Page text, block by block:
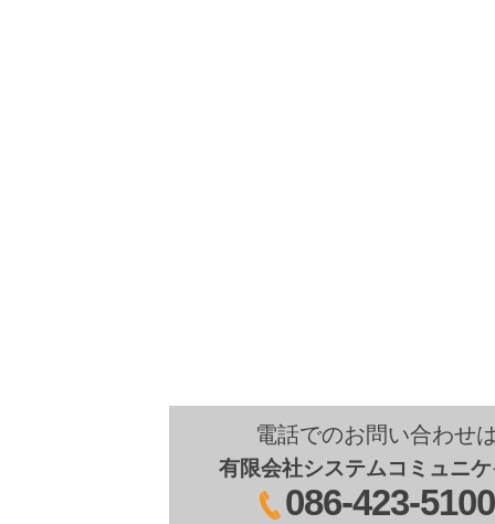
電話でのお問い合わせ
有限会社システムコミュニ
086-423-5100